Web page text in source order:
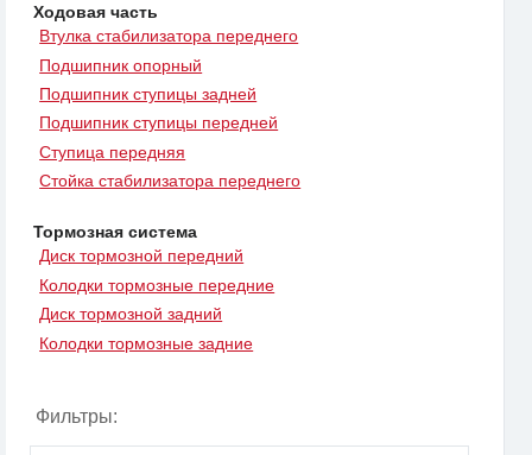
Ходовая часть
Втулка стабилизатора переднего
Подшипник опорный
Подшипник ступицы задней
Подшипник ступицы передней
Ступица передняя
Стойка стабилизатора переднего
Тормозная система
Диск тормозной передний
Колодки тормозные передние
Диск тормозной задний
Колодки тормозные задние
Фильтры: